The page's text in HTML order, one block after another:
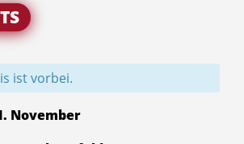
ist vorbei.
November